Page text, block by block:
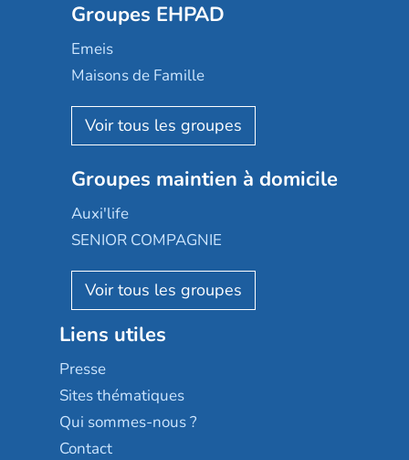
Mobicap
Domusvi
Happy Senior
Aquarelia
Nexity edenea
Les jardins d'Arcadie
Occitalia
Appartseniors
Reseda
Stella management
Les villages d'or
Sérénys
Résidences services Villa Médicis
Groupes EHPAD
Emeis
Maisons de Famille
Korian
Emera
Groupe SOS
Le Noble Âge
Almage
Résidalya
Groupe aplus
Groupes maintien à domicile
Auxi'life
SENIOR COMPAGNIE
AGE D'OR Services
Liens utiles
Presse
Sites thématiques
Qui sommes-nous ?
Contact